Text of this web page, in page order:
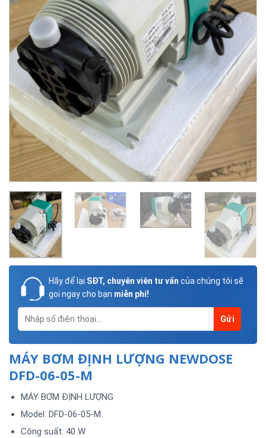
Hãy để lại SĐT, chuyên viên tư vấn của chúng tôi sẽ
gọi ngay cho bạn miễn phí!
MÁY BƠM ĐỊNH LƯỢNG NEWDOSE
DFD-06-05-M
MÁY BƠM ĐỊNH LƯỢNG
Model: DFD-06-05-M
Công suất: 40 W